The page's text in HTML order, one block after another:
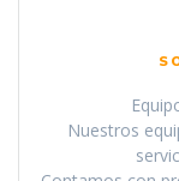
Nuestros